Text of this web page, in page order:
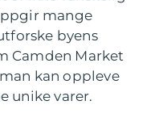
mange
byens
Camden Market
kan oppleve
unike varer.